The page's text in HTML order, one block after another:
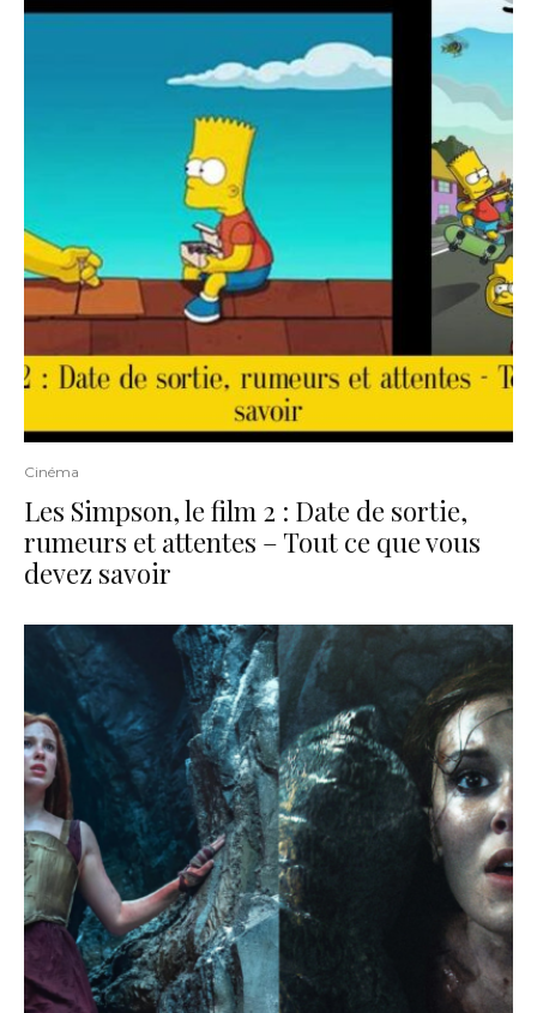
Cinéma
Les Simpson, le film 2 : Date de sortie,
rumeurs et attentes – Tout ce que vous
devez savoir